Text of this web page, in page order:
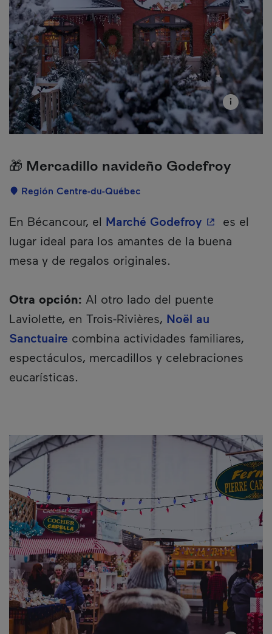
🎁 Mercadillo navideño Godefroy
Localisation
Región Centre-du-Québec
Description
En Bécancour, el Marché Godefroy - Este
es el
lugar ideal para los amantes de la buena
mesa y de regalos originales.
Otra opción: Al otro lado del puente
Laviolette, en Trois-Rivières, Noël au
Sanctuaire combina actividades familiares,
espectáculos, mercadillos y celebraciones
eucarísticas.